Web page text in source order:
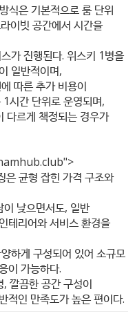
식은 기본적으로 룸 단위
이빗 공간에서 시간을
가 진행된다. 위스키 1병을
일반적이며,
따른 추가 비용이
시간 단위로 운영되며,
다르게 책정되는 경우가
>
균형 잡힌 가격 구조와
낮으면서도, 일반
테리어와 서비스 환경을
하게 구성되어 있어 소규모
이 가능하다.
깔끔한 공간 구성이
적인 만족도가 높은 편이다.